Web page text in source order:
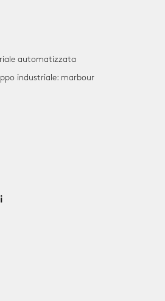
automatizzata
industriale: marbour